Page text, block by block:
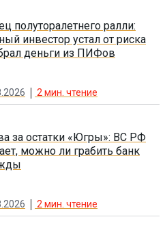
полуторалетнего ралли:
инвестор устал от риска
деньги из ПИФов
2мин. чтение
за остатки «Югры»: ВС РФ
можно ли грабить банк
2 мин. чтение